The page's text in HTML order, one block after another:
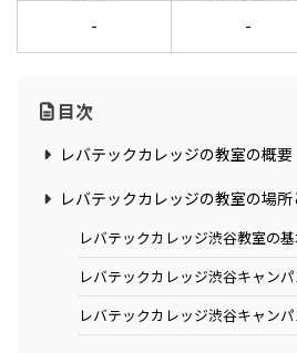
- -
目次
レバテックカレッジの教室の概要
レバテックカレッジの教室の場
レバテックカレッジ渋谷教室の
レバテックカレッジ渋谷キャン
レバテックカレッジ渋谷キャン